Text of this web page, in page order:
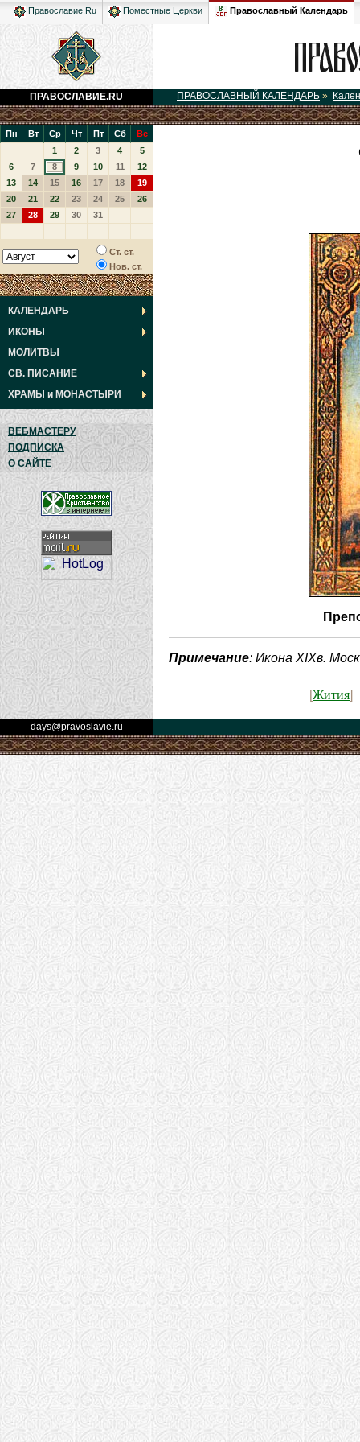
Православие.Ru Поместные Церкви Православный Календарь
ПРАВОСЛАВИЕ.RU ПРАВОСЛАВНЫЙ КАЛЕНДАРЬ »
Пн Вт Ср Чт Пт Сб
Вс
1
2 3 4
5
6
7 8 9 10 11
12
13
14 15 16 17 18
19
20
21 22 23 24 25
26
27
28 29 30 31
Ст. ст.
Нов. ст.
КАЛЕНДАРЬ
ИКОНЫ
МОЛИТВЫ
СВ. ПИСАНИЕ
ХРАМЫ и МОНАСТЫРИ
ВЕБМАСТЕРУ
ПОДПИСКА
О САЙТЕ
Примечание: Икона XIXв.
[Жития]
days@pravoslavie.ru